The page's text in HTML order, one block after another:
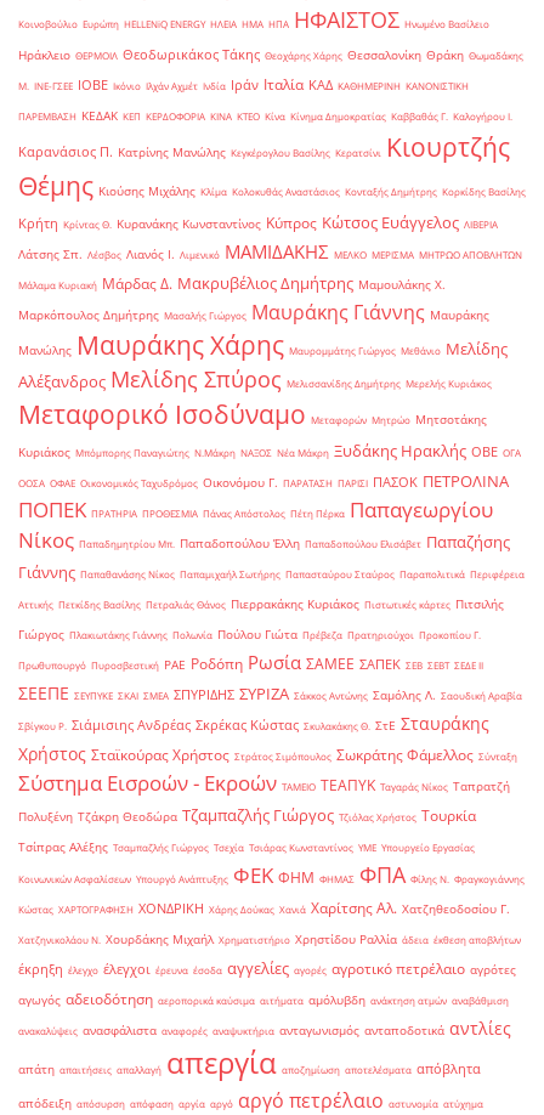
Κοινοβούλιο Ευρώπη ΗELLENiQ ENERGY ΗΛΕΙΑ ΗΜΑ ΗΠΑ ΗΦΑΙΣΤΟΣ Ηνωμένο Βασίλειο
Ηράκλειο ΘΕΡΜΟΙΛ Θεοδωρικάκος Τάκης Θεοχάρης Χάρης Θεσσαλονίκη Θράκη Θωμαδάκης
Μ. ΙΝΕ-ΓΣΕΕ ΙΟΒΕ Ικόνιο Ιλχάν Αχμέτ Ινδία Ιράν Ιταλία ΚΑΔ ΚΑΘΗΜΕΡΙΝΗ ΚΑΝΟΝΙΣΤΙΚΗ
ΠΑΡΕΜΒΑΣΗ ΚΕΔΑΚ ΚΕΠ ΚΕΡΔΟΦΟΡΙΑ ΚΙΝΑ ΚΤΕΟ Κίνα Κίνημα Δημοκρατίας Καββαθάς Γ. Καλογήρου Ι.
Καρανάσιος Π. Κατρίνης Μανώλης Κεγκέρογλου Βασίλης Κερατσίνι
Κιουρτζής
Θέμης Κιούσης Μιχάλης Κλίμα Κολοκυθάς Αναστάσιος Κονταξής Δημήτρης Κορκίδης Βασίλης
Κρήτη Κρίντας Θ. Κυρανάκης Κωνσταντίνος Κύπρος Κώτσος Ευάγγελος ΛΙΒΕΡΙΑ
Λάτσης Σπ. Λέσβος Λιανός Ι. Λιμενικό ΜΑΜΙΔΑΚΗΣ ΜΕΛΚΟ ΜΕΡΙΣΜΑ ΜΗΤΡΩΟ ΑΠΟΒΛΗΤΩΝ
Μάλαμα Κυριακή Μάρδας Δ. Μακρυβέλιος Δημήτρης Μαμουλάκης Χ.
Μαρκόπουλος Δημήτρης Μασαλής Γιώργος Μαυράκης Γιάννης Μαυράκης
Μανώλης Μαυράκης Χάρης Μαυρομμάτης Γιώργος Μεθάνιο Μελίδης
Αλέξανδρος Μελίδης Σπύρος Μελισσανίδης Δημήτρης Μερελής Κυριάκος
Μεταφορικό Ισοδύναμο Μεταφορών Μητρώο Μητσοτάκης
Κυριάκος Μπόμπορης Παναγιώτης Ν.Μάκρη ΝΑΞΟΣ Νέα Μάκρη Ξυδάκης Ηρακλής ΟΒΕ ΟΓΑ
ΟΟΣΑ ΟΦΑΕ Οικονομικός Ταχυδρόμος Οικονόμου Γ. ΠΑΡΑΤΑΣΗ ΠΑΡΙΣΙ ΠΑΣΟΚ ΠΕΤΡΟΛΙΝΑ
ΠΟΠΕΚ ΠΡΑΤΗΡΙΑ ΠΡΟΘΕΣΜΙΑ Πάνας Απόστολος Πέτη Πέρκα Παπαγεωργίου
Νίκος Παπαδημητρίου Μπ. Παπαδοπούλου Έλλη Παπαδοπούλου Ελισάβετ Παπαζήσης
Γιάννης Παπαθανάσης Νίκος Παπαμιχαήλ Σωτήρης Παπασταύρου Σταύρος Παραπολιτικά Περιφέρεια
Αττικής Πετκίδης Βασίλης Πετραλιάς Θάνος Πιερρακάκης Κυριάκος Πιστωτικές κάρτες Πιτσιλής
Γιώργος Πλακιωτάκης Γιάννης Πολωνία Πούλου Γιώτα Πρέβεζα Πρατηριούχοι Προκοπίου Γ.
Πρωθυπουργό Πυροσβεστική ΡΑΕ Ροδόπη Ρωσία ΣΑΜΕΕ ΣΑΠΕΚ ΣΕΒ ΣΕΒΤ ΣΕΔΕ ΙΙ
ΣΕΕΠΕ ΣΕΥΠΥΚΕ ΣΚΑΙ ΣΜΕΑ ΣΠΥΡΙΔΗΣ ΣΥΡΙΖΑ Σάκκος Αντώνης Σαμόλης Λ. Σαουδική Αραβία
Σβίγκου Ρ. Σιάμισιης Ανδρέας Σκρέκας Κώστας Σκυλακάκης Θ. ΣτΕ Σταυράκης
Χρήστος Σταϊκούρας Χρήστος Στράτος Σιμόπουλος Σωκράτης Φάμελλος Σύνταξη
Σύστημα Εισροών - Εκροών ΤΑΜΕΙΟ ΤΕΑΠΥΚ Ταγαράς Νίκος Ταπρατζή
Πολυξένη Τζάκρη Θεοδώρα Τζαμπαζλής Γιώργος Τζιόλας Χρήστος Τουρκία
Τσίπρας Αλέξης Τσαμπαζλής Γιώργος Τσεχία Τσιάρας Κωνσταντίνος ΥΜΕ Υπουργείο Εργασίας
Κοινωνικών Ασφαλίσεων Υπουργό Ανάπτυξης ΦΕΚ ΦΗΜ ΦΗΜΑΣ ΦΠΑ Φίλης Ν. Φραγκογιάννης
Κώστας ΧΑΡΤΟΓΡΑΦΗΣΗ ΧΟΝΔΡΙΚΗ Χάρης Δούκας Χανιά Χαρίτσης Αλ. Χατζηθεοδοσίου Γ.
Χατζηνικολάου Ν. Χουρδάκης Μιχαήλ Χρηματιστήριο Χρηστίδου Ραλλία άδεια έκθεση αποβλήτων
έκρηξη έλεγχο έλεγχοι έρευνα έσοδα αγγελίες αγορές αγροτικό πετρέλαιο αγρότες
αγωγός αδειοδότηση αεροπορικά καύσιμα αιτήματα αμόλυβδη ανάκτηση ατμών αναβάθμιση
ανακαλύψεις ανασφάλιστα αναφορές αναψυκτήρια ανταγωνισμός ανταποδοτικά αντλίες
απάτη απαιτήσεις απαλλαγή απεργία αποζημίωση αποτελέσματα απόβλητα
απόδειξη απόσυρση απόφαση αργία αργό αργό πετρέλαιο αστυνομία ατύχημα